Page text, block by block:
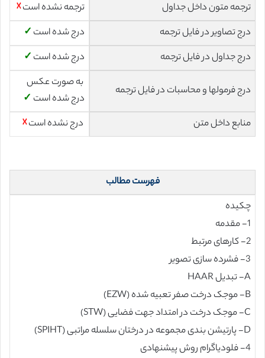
ترجمه متون داخل جداول
ترجمه نشده است☓
درج تصاویر در فایل ترجمه
درج شده است ✓
درج جداول در فایل ترجمه
درج شده است ✓
درج فرمولها و محاسبات در فایل ترجمه
به صورت عکس
درج شده است ✓
منابع داخل متن
درج نشده است☓
فهرست مطالب
چکیده
1- مقدمه
2- کارهای مرتبط
3- فشرده سازی تصویر
A- تبدیل HAAR
B- موجک درخت صفر تعبیه شده (EZW)
C- موجک درخت در امتداد جهت فضایی (STW)
D- پارتیشن بندی مجموعه در درختان سلسله مراتبی (SPIHT)
4- فلودیاگرام روش پیشنهادی